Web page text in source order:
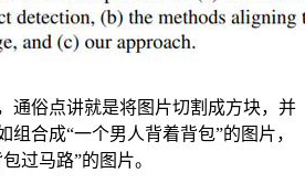
俗点讲就是将图片切割成方块，并
组合成“一个男人背着背包”的图片，
过马路”的图片。